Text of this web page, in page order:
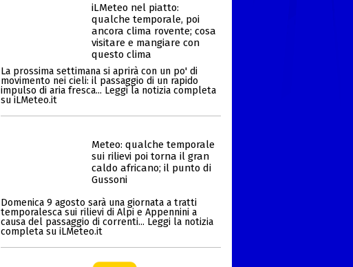
iLMeteo nel piatto:
qualche temporale, poi
ancora clima rovente; cosa
visitare e mangiare con
questo clima
La prossima settimana si aprirà con un po' di
movimento nei cieli: il passaggio di un rapido
impulso di aria fresca... Leggi la notizia completa
su iLMeteo.it
Meteo: qualche temporale
sui rilievi poi torna il gran
caldo africano; il punto di
Gussoni
Domenica 9 agosto sarà una giornata a tratti
temporalesca sui rilievi di Alpi e Appennini a
causa del passaggio di correnti... Leggi la notizia
completa su iLMeteo.it